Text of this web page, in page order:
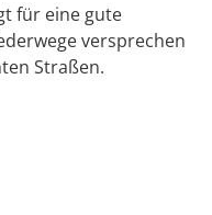
für eine gute
versprechen
Straßen.